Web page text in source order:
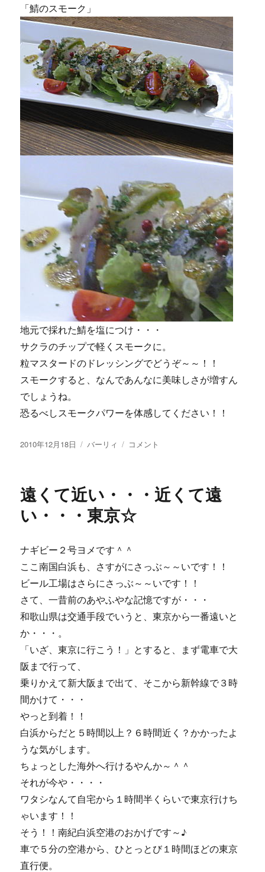
「鯖のスモーク」
地元で採れた鯖を塩につけ・・・
サクラのチップで軽くスモークに。
粒マスタードのドレッシングでどうぞ～～！！
スモークすると、なんであんなに美味しさが増すん
でしょうね。
恐るべしスモークパワーを体感してください！！
投
2010年12月18日
カ
ー
バーリィ
【画
サ
ク
ラ
プ
で
ス
モ
ー
た
は・・・
コメント
遠くて近い・・・近くて遠
い・・・東京☆
ナギビー２号ヨメです＾＾
ここ南国白浜も、さすがにさっぶ～～いです！！
ビール工場はさらにさっぶ～～いです！！
さて、一昔前のあやふやな記憶ですが・・・
和歌山県は交通手段でいうと、東京から一番遠いと
か・・・。
「いざ、東京に行こう！」とすると、まず電車で大
阪まで行って、
乗りかえて新大阪まで出て、そこから新幹線で３時
間かけて・・・
やっと到着！！
白浜からだと５時間以上？６時間近く？かかったよ
うな気がします。
ちょっとした海外へ行けるやんか～＾＾
それが今や・・・・
ワタシなんて自宅から１時間半くらいで東京行けち
ゃいます！！
そう！！南紀白浜空港のおかげです～♪
車で５分の空港から、ひとっとび１時間ほどの東京
直行便。